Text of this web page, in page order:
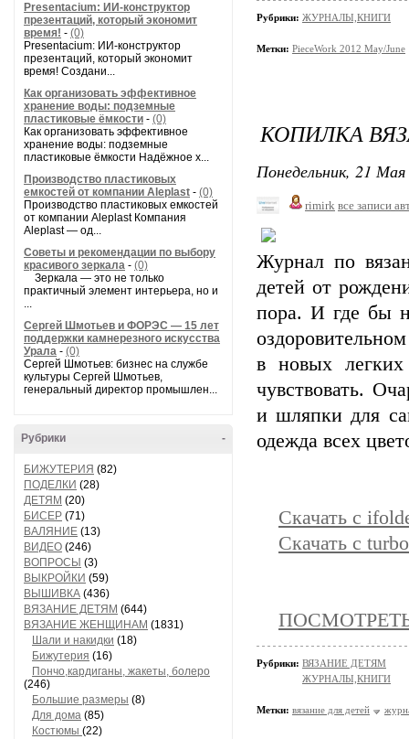
Presentacium: ИИ‑конструктор
презентаций, который экономит
время! - (0)
Presentacium: ИИ‑конструктор
презентаций, который экономит
время! Создани...
Как организовать эффективное
хранение воды: подземные
пластиковые ёмкости - (0)
Как организовать эффективное
хранение воды: подземные
пластиковые ёмкости Надёжное х...
Производство пластиковых
емкостей от компании Aleplast - (0)
Производство пластиковых емкостей
от компании Aleplast Компания
Aleplast — од...
Советы и рекомендации по выбору
красивого зеркала - (0)
Зеркала — это не только
практичный элемент интерьера, но и
...
Сергей Шмотьев и ФОРЭС — 15 лет
поддержки камнерезного искусства
Урала - (0)
Сергей Шмотьев: бизнес на службе
культуры Сергей Шмотьев,
генеральный директор промышлен...
-
Рубрики
БИЖУТЕРИЯ (82)
ПОДЕЛКИ (28)
ДЕТЯМ (20)
БИСЕР (71)
ВАЛЯНИЕ (13)
ВИДЕО (246)
ВОПРОСЫ (3)
ВЫКРОЙКИ (59)
ВЫШИВКА (436)
ВЯЗАНИЕ ДЕТЯМ (644)
ВЯЗАНИЕ ЖЕНЩИНАМ (1831)
Шали и накидки (18)
Бижутерия (16)
Пончо,кардиганы, жакеты, болеро
(246)
Большие размеры (8)
Для дома (85)
Костюмы (22)
Рубрики: ЖУРНАЛЫ,КНИГИ
Метки: PieceWork 2012 May/June
КОПИЛКА
Понедельник, 21
rimirk все записи
Журнал по
детей от
пора. И где бы
в новых
чувствовать.
и шляпки для
одежда всех
Скачать с
Скачать с
ПОСМОТРЕТЬ
Рубрики: ВЯЗАНИЕ ДЕТЯМ
ЖУРНАЛЫ,КНИГИ
Метки: вязание для детей